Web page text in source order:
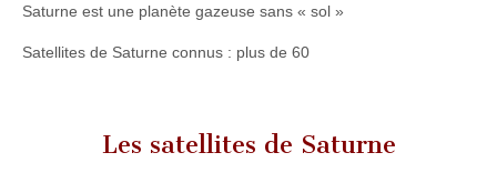
Saturne est une planète gazeuse sans « sol »
Satellites de Saturne connus : plus de 60
Les satellites de Saturne